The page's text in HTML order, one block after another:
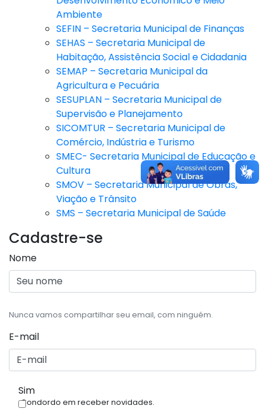
Ambiente
SEFIN – Secretaria Municipal de Finanças
SEHAS – Secretaria Municipal de
Habitação, Assistência Social e Cidadania
SEMAP – Secretaria Municipal da
Agricultura e Pecuária
SESUPLAN – Secretaria Municipal de
Supervisão e Planejamento
SICOMTUR – Secretaria Municipal de
Comércio, Indústria e Turismo
SMEC- Secretaria Municipal de Educação e
Cultura
SMOV – Secretaria Municipal de Obras,
Viação e Trânsito
SMS – Secretaria Municipal de Saúde
Cadastre-se
Nome
Nunca vamos compartilhar seu email, com ninguém.
E-mail
Sim
Condordo em receber novidades.